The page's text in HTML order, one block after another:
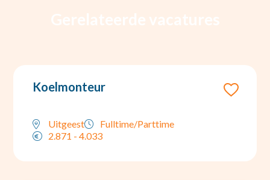
Koelmonteur
Uitgeest
Fulltime/Parttime
2.871 - 4.033